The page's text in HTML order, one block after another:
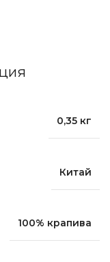
0,35 кг
Китай
100% крапива